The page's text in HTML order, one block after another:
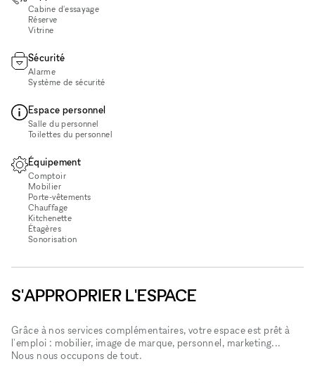
Cabine d'essayage
Réserve
Vitrine
Sécurité
Alarme
Système de sécurité
Espace personnel
Salle du personnel
Toilettes du personnel
Équipement
Comptoir
Mobilier
Porte-vêtements
Chauffage
Kitchenette
Étagères
Sonorisation
S'APPROPRIER L'ESPACE
Grâce à nos services complémentaires, votre espace est prêt à
l'emploi : mobilier, image de marque, personnel, marketing...
Nous nous occupons de tout.